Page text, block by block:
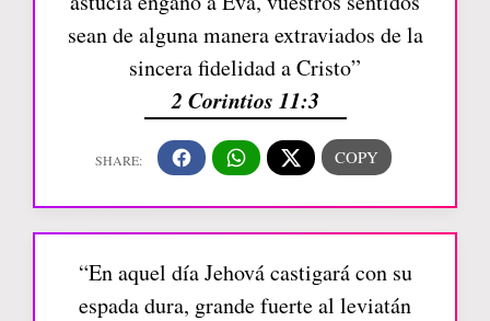
sean de alguna manera extraviados de la
sincera fidelidad a Cristo”
2 Corintios 11:3
“En aquel día Jehová castigará con su
espada dura, grande fuerte al leviatán